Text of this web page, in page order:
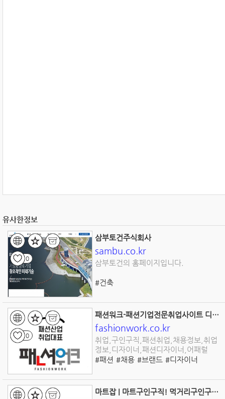
유사한정보
삼부토건주식회사
sambu.co.kr
삼부토건의 홈페이지입니다.
#건축
0
패션워크-패션기업전문취업사이트 디자이너취업채용 MD취업채용
fashionwork.co.kr
취업,구인구직,패션취업,채용정보,취업
정보,디자이너,패션디자이너,어패럴
#패션 #채용 #브랜드 #디자이너
#인재 #일자리 #구인구직 #패션취업
#패션채용 #디자이너채용 #MD채용
0
마트잡 | 마트구인구직! 먹거리구인구직! 마트취업플랫폼1위